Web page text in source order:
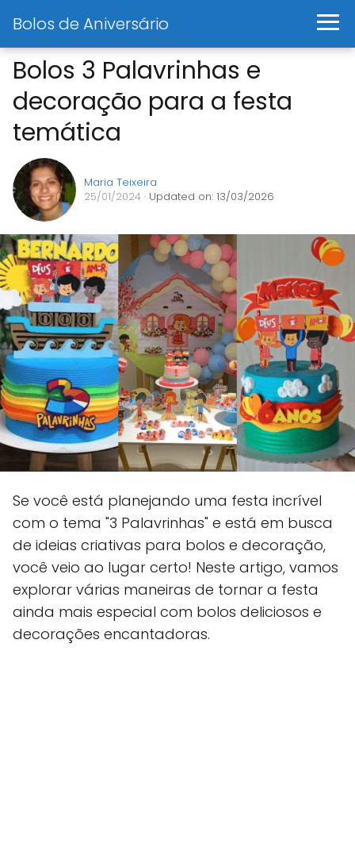
Bolos de Aniversário
Bolos 3 Palavrinhas e
decoração para a festa
temática
Maria Teixeira
25/01/2024 · Updated on: 13/03/2026
Se você está planejando uma festa incrível
com o tema "3 Palavrinhas" e está em busca
de ideias criativas para bolos e decoração,
você veio ao lugar certo! Neste artigo, vamos
explorar várias maneiras de tornar a festa
ainda mais especial com bolos deliciosos e
decorações encantadoras.